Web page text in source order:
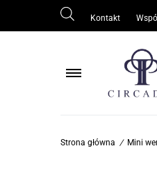
Kontakt
Strona główna / Mini